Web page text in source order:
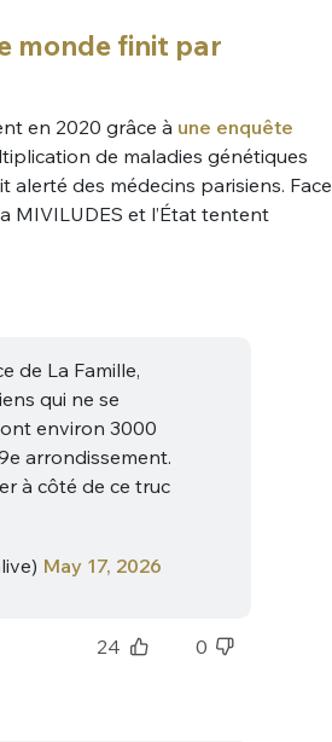
monde finit par
en 2020 grâce à une enquête
de maladies génétiques
des médecins parisiens. Face
MIVILUDES et l’État tentent
de La Famille,
qui ne se
environ 3000
arrondissement.
à côté de ce truc
May 17, 2026
24 0